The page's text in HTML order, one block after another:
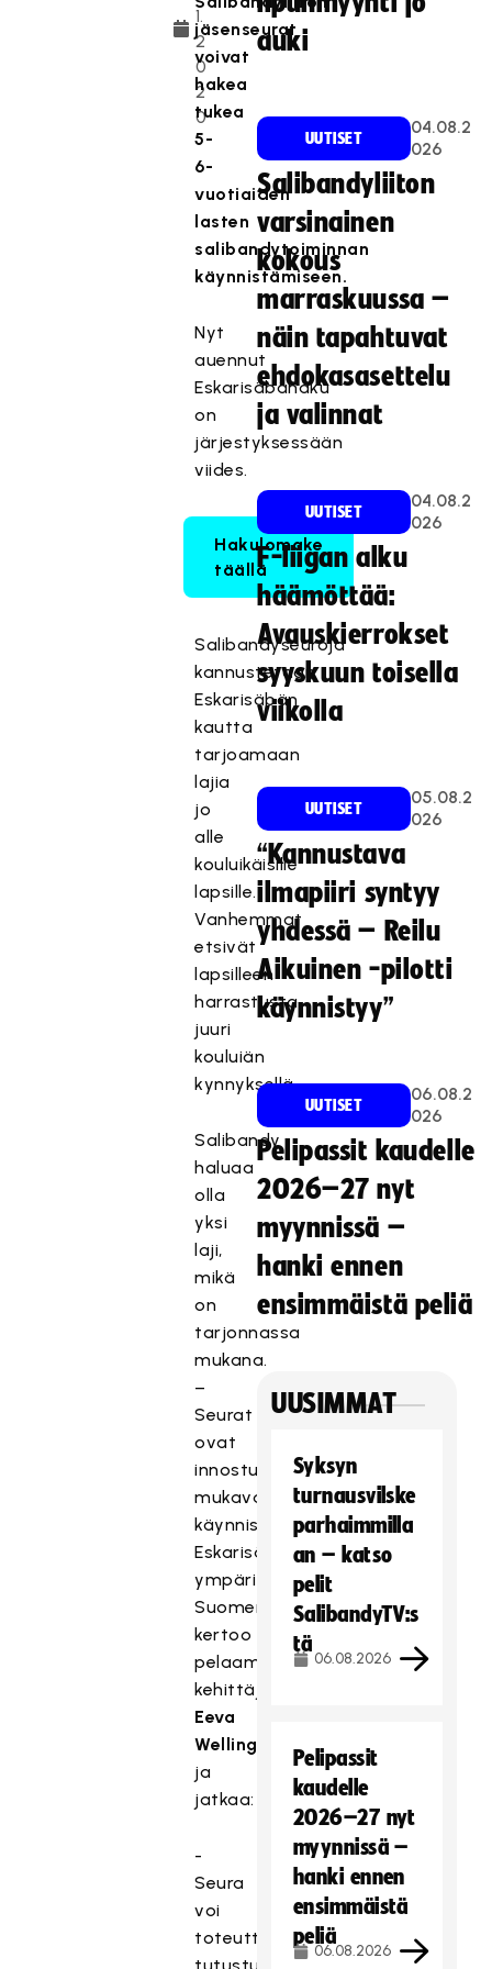
1.
2
0
2
0
jäsenseurat
voivat
hakea
tukea
5-
6-
vuotiaiden
lasten
salibandytoiminnan
käynnistämiseen.
Nyt
auennut
Eskarisäbähaku
on
järjestyksessään
viides.
Hakulomake
täällä
Salibandyseuroja
kannustetaan
Eskarisäbän
kautta
tarjoamaan
lajia
jo
alle
kouluikäisille
lapsille.
Vanhemmat
etsivät
lapsilleen
harrastusta
juuri
kouluiän
kynnyksellä.
Salibandy
haluaa
olla
yksi
laji,
mikä
on
tarjonnassa
mukana.
–
Seurat
ovat
innostuneet
mukavasti
käynnistämään
Eskarisäbäkerhoja
ympäri
Suomen,
kertoo
pelaamisen
kehittäjä
Eeva
Welling
ja
jatkaa:
-
Seura
voi
toteuttaa
auki
UUTISET
04.08.2
026
Salibandyliiton
varsinainen
kokous
marraskuussa –
näin tapahtuvat
ehdokasasettelu
ja valinnat
UUTISET
04.08.2
026
F-liigan alku
häämöttää:
Avauskierrokset
syyskuun toisella
viikolla
UUTISET
05.08.2
026
“Kannustava
ilmapiiri syntyy
yhdessä – Reilu
Aikuinen -pilotti
käynnistyy”
UUTISET
06.08.2
026
Pelipassit kaudelle
2026–27 nyt
myynnissä –
hanki ennen
ensimmäistä peliä
UUSIMMAT
Syksyn
turnausvilske
parhaimmilla
an – katso
pelit
SalibandyTV:s
tä
06.08.2026
Pelipassit
kaudelle
2026–27 nyt
myynnissä –
hanki ennen
ensimmäistä
peliä
06.08.2026